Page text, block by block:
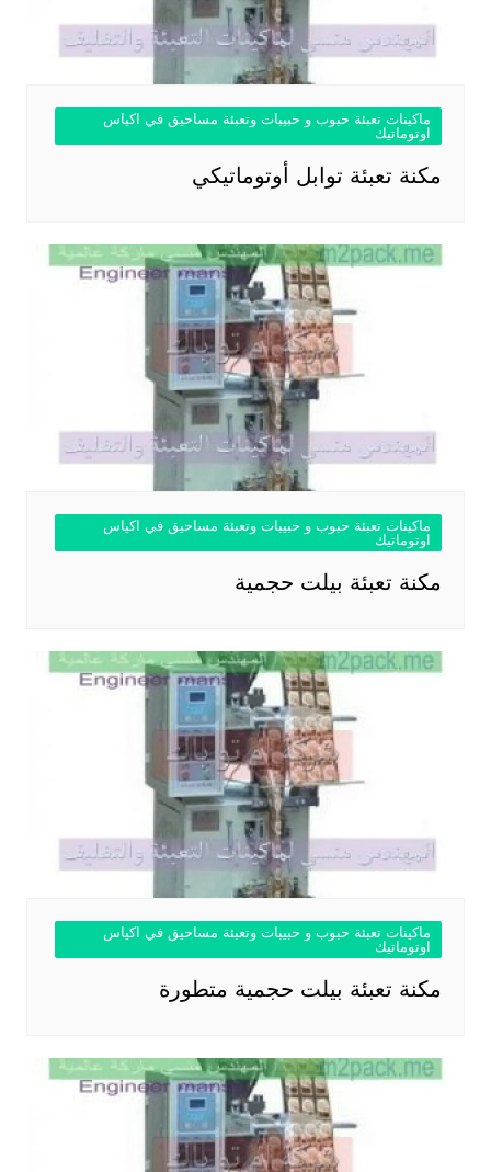
ماكينات تعبئة حبوب و حبيبات وتعبئة مساحيق في اكياس
اوتوماتيك
مكنة تعبئة توابل أوتوماتيكي
ماكينات تعبئة حبوب و حبيبات وتعبئة مساحيق في اكياس
اوتوماتيك
مكنة تعبئة بيلت حجمية
ماكينات تعبئة حبوب و حبيبات وتعبئة مساحيق في اكياس
اوتوماتيك
مكنة تعبئة بيلت حجمية متطورة